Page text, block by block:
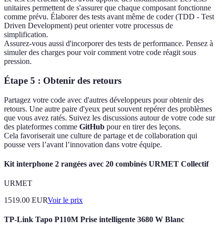
unitaires permettent de s'assurer que chaque composant fonctionne
comme prévu. Élaborer des tests avant même de coder (TDD - Test
Driven Development) peut orienter votre processus de
simplification.
Assurez-vous aussi d'incorporer des tests de performance. Pensez à
simuler des charges pour voir comment votre code réagit sous
pression.
Étape 5 : Obtenir des retours
Partagez votre code avec d'autres développeurs pour obtenir des
retours. Une autre paire d'yeux peut souvent repérer des problèmes
que vous avez ratés. Suivez les discussions autour de votre code sur
des plateformes comme GitHub pour en tirer des leçons.
Cela favoriserait une culture de partage et de collaboration qui
pousse vers l’avant l’innovation dans votre équipe.
Kit interphone 2 rangées avec 20 combinés URMET Collectif
URMET
1519.00 EURVoir le prix
TP-Link Tapo P110M Prise intelligente 3680 W Blanc